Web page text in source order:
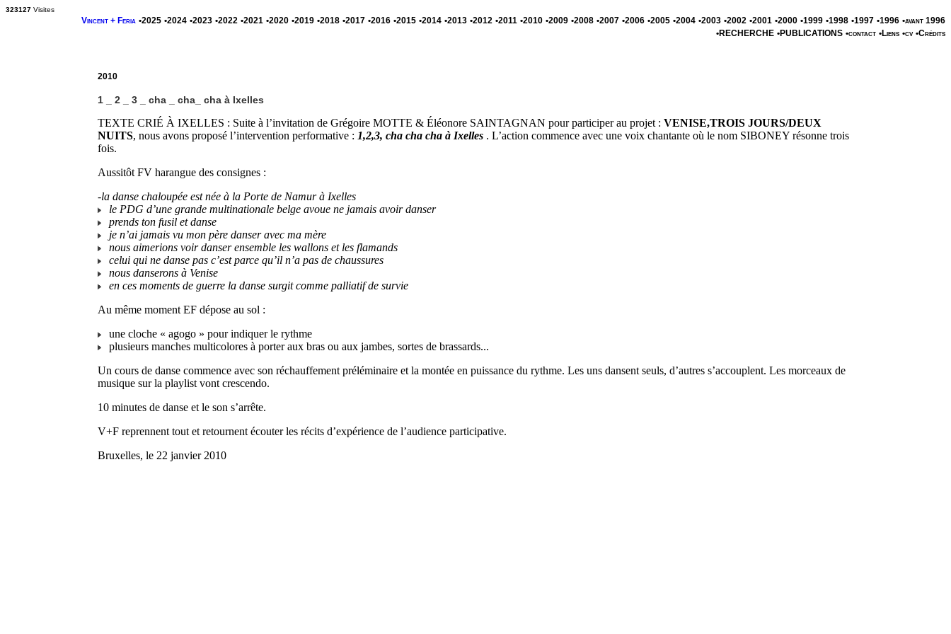
2010
1 _ 2 _ 3 _ cha _ cha_ cha à Ixelles
TEXTE CRIÉ À IXELLES : Suite à l’invitation de Grégoire MOTTE & Éléonore SAINTAGNAN pour participer au projet : VENISE,TROIS JOURS/DEUX
NUITS, nous avons proposé l’intervention performative : 1,2,3, cha cha cha à Ixelles . L’action commence avec une voix chantante où le nom SIBONEY résonne trois
fois.
Aussitôt FV harangue des consignes :
-la danse chaloupée est née à la Porte de Namur à Ixelles
le PDG d’une grande multinationale belge avoue ne jamais avoir danser
prends ton fusil et danse
je n’ai jamais vu mon père danser avec ma mère
nous aimerions voir danser ensemble les wallons et les flamands
celui qui ne danse pas c’est parce qu’il n’a pas de chaussures
nous danserons à Venise
en ces moments de guerre la danse surgit comme palliatif de survie
Au même moment EF dépose au sol :
une cloche « agogo » pour indiquer le rythme
plusieurs manches multicolores à porter aux bras ou aux jambes, sortes de brassards...
Un cours de danse commence avec son réchauffement préléminaire et la montée en puissance du rythme. Les uns dansent seuls, d’autres s’accouplent. Les morceaux de
musique sur la playlist vont crescendo.
10 minutes de danse et le son s’arrête.
V+F reprennent tout et retournent écouter les récits d’expérience de l’audience participative.
Bruxelles, le 22 janvier 2010
323127 Visites
Vincent + Feria •2025 •2024 •2023 •2022 •2021 •2020 •2019 •2018 •2017 •2016 •2015 •2014 •2013 •2012 •2011 •2010 •2009 •2008 •2007 •2006 •2005 •2004 •2003 •2002 •2001 •2000 •1999 •1998 •1997 •1996 •avant 1996
•RECHERCHE •PUBLICATIONS •contact •Liens •cv •Crédits